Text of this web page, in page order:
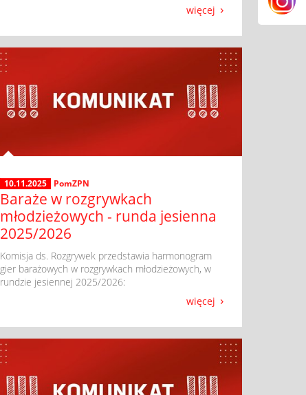
więcej
10.11.2025 PomZPN
Baraże w rozgrywkach
młodzieżowych - runda jesienna
2025/2026
​ Komisja ds. Rozgrywek przedstawia harmonogram
gier barażowych w rozgrywkach młodzieżowych, w
rundzie jesiennej 2025/2026:
więcej